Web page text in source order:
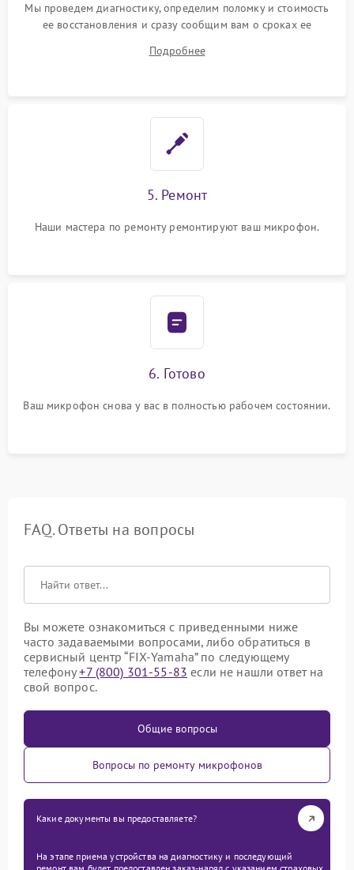
Мы проведем диагностику, определим поломку и стоимость
ее восстановления и сразу сообщим вам о сроках ее
Подробнее
5. Ремонт
Наши мастера по ремонту ремонтируют ваш микрофон.
6. Готово
Ваш микрофон снова у вас в полностью рабочем состоянии.
FAQ. Ответы на вопросы
Вы можете ознакомиться с приведенными ниже
часто задаваемыми вопросами, либо обратиться в
сервисный центр “FIX-Yamaha” по следующему
телефону+7 (800) 301-55-83 если не нашли ответ на
свой вопрос.
Общие вопросы
Вопросы по ремонту микрофонов
Какие документы вы предоставляете?
На этапе приема устройства на диагностику и последующий